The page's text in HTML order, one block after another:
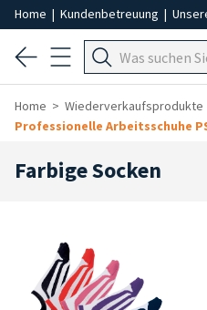
Home | Kundenbetreuung |
Home
Wiederverkaufsprodukte
Professionelle Arbeitsschuhe
Farbige Socken